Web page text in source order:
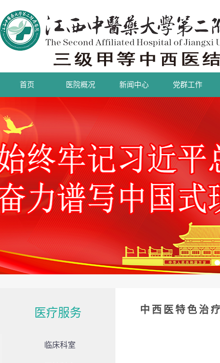
首页 医院概况 新闻中心 党群工作
医疗服务
临床科室
中西医特色治